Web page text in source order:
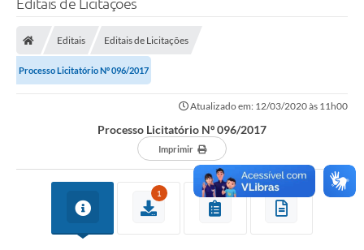
Editais de Licitações
Editais Editais de Licitações
Processo Licitatório Nº 096/2017
Atualizado em: 12/03/2020 às 11h00
Processo Licitatório Nº 096/2017
Imprimir
1